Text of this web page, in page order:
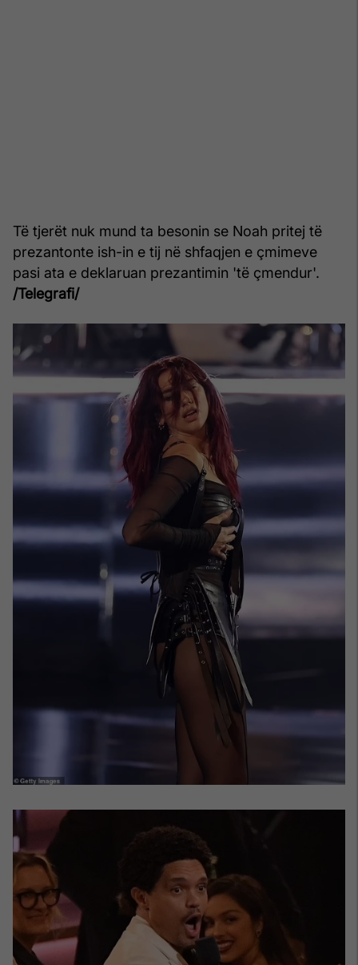
Të tjerët nuk mund ta besonin se Noah pritej të
prezantonte ish-in e tij në shfaqjen e çmimeve
pasi ata e deklaruan prezantimin 'të çmendur'.
/Telegrafi/